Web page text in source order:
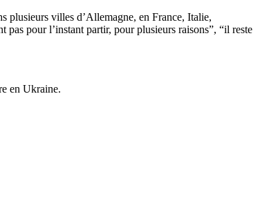
plusieurs villes d’Allemagne, en France, Italie,
pour l’instant partir, pour plusieurs raisons”, “il reste
en Ukraine.